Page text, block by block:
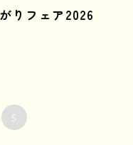
りフェア2026
5